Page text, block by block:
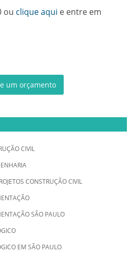
ou clique aqui e entre em
um orçamento
CIVIL
CONSTRUÇÃO CIVIL
SÃO PAULO
EM SÃO PAULO